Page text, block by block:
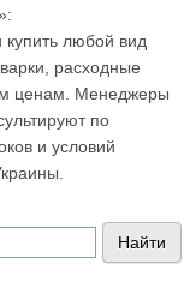
любой вид
расходные
ценам. Менеджеры
по
и условий